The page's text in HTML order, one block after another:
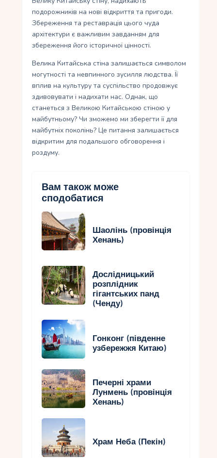
подорожників на нові відкриття та пригоди.
Збереження та реставрація цього чуда
архітектури є важливим завданням для
збереження його історичної цінності.
Велика Китайська стіна залишається символом
могутності та невпинного зусилля людства. Її
вплив на культуру та суспільство продовжує
здивовувати і надихати нас. Однак, що
станеться з Великою Китайською стіною у
майбутньому? Чи зможемо ми зберегти її для
майбутніх поколінь? Це питання залишається
відкритим для подальшого обговорення і
роздуму.
Вам також може
сподобатися
Шаолінь (провінція
Хенань)
Дослідницький
розплідник
гігантських панд
(Ченду)
Гонконг (південне
узбережжя Китаю)
Печерні храми
Лунмень (провінція
Хенань)
Храм Неба (Пекін)